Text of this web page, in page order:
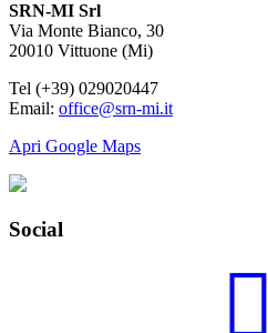
SRN-MI Srl
Via Monte Bianco, 30
20010 Vittuone (Mi)
Tel (+39) 029020447
Email: office@srn-mi.it
Apri Google Maps
Social
